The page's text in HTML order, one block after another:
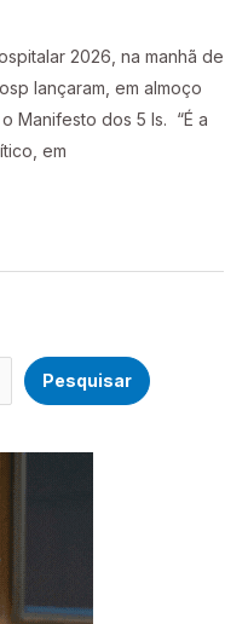
2026, na manhã de
lançaram, em almoço
Manifesto dos 5 Is. “É a
em
Pesquisar